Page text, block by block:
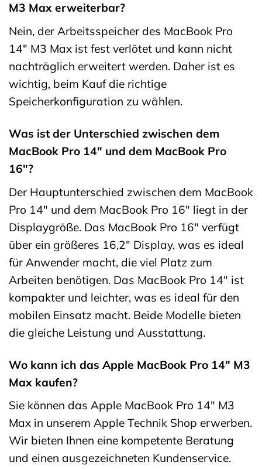
M3 Max erweiterbar?
Nein, der Arbeitsspeicher des MacBook Pro
14″ M3 Max ist fest verlötet und kann nicht
nachträglich erweitert werden. Daher ist es
wichtig, beim Kauf die richtige
Speicherkonfiguration zu wählen.
Was ist der Unterschied zwischen dem
MacBook Pro 14″ und dem MacBook Pro
16″?
Der Hauptunterschied zwischen dem MacBook
Pro 14″ und dem MacBook Pro 16″ liegt in der
Displaygröße. Das MacBook Pro 16″ verfügt
über ein größeres 16,2″ Display, was es ideal
für Anwender macht, die viel Platz zum
Arbeiten benötigen. Das MacBook Pro 14″ ist
kompakter und leichter, was es ideal für den
mobilen Einsatz macht. Beide Modelle bieten
die gleiche Leistung und Ausstattung.
Wo kann ich das Apple MacBook Pro 14″ M3
Max kaufen?
Sie können das Apple MacBook Pro 14″ M3
Max in unserem Apple Technik Shop erwerben.
Wir bieten Ihnen eine kompetente Beratung
und einen ausgezeichneten Kundenservice.